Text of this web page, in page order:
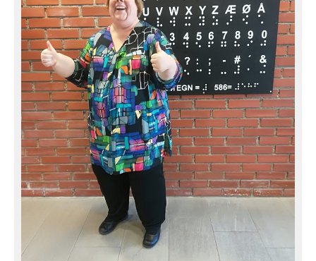
INVITASJON TIL
AKTIVITETSTREFF
11.-13.SEPTEMBER 2026
Informasjon om kurs: Å leve
med en sjelden diagnose
(18+)
Endelig program for
Likepersonskurset
kommende helg!